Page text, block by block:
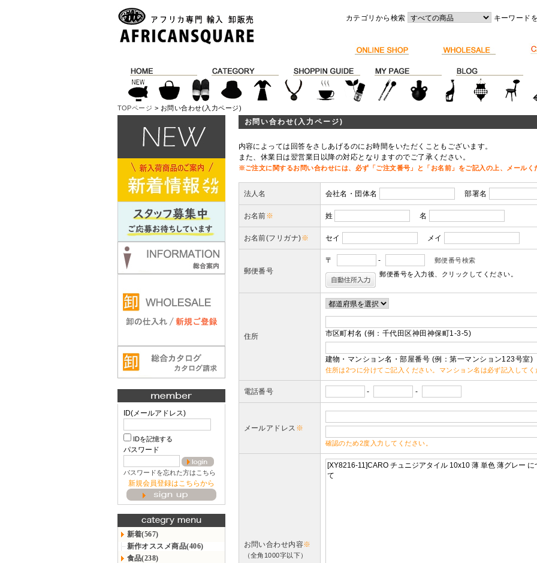
カテゴリから検索 キーワード
TOPページ > お問い合わせ(入力ページ)
ID(メールアドレス)
IDを記憶する
パスワード
パスワードを忘れた方はこちら
新規会員登録はこちらから
新着(567)
新作オススメ商品(406)
食品(238)
お問い合わせ(入力ページ)
内容によっては回答をさしあげるのにお時間をいただくこともございます。
また、休業日は翌営業日以降の対応となりますのでご了承ください。
※ご注文に関するお問い合わせには、必ず「ご注文番号」と「お名前」をご記入の上、メール
法人名 会社名・団体名 部署名
お名前※ 姓 名
お名前(フリガナ)※ セイ メイ
郵便番号
〒 -
郵便番号検索
郵便番号を入力後、クリックしてください。
住所 市区町村名 (例：千代田区神田神保町1-3-5)
建物・マンション名・部屋番号 (例：第一マンション123号室)
住所は2つに分けてご記入ください。マンション名は必ず記入してく
電話番号 - -
メールアドレス ※
確認のため2度入力してください。
お問い合わせ内容※
（全角1000字以下）